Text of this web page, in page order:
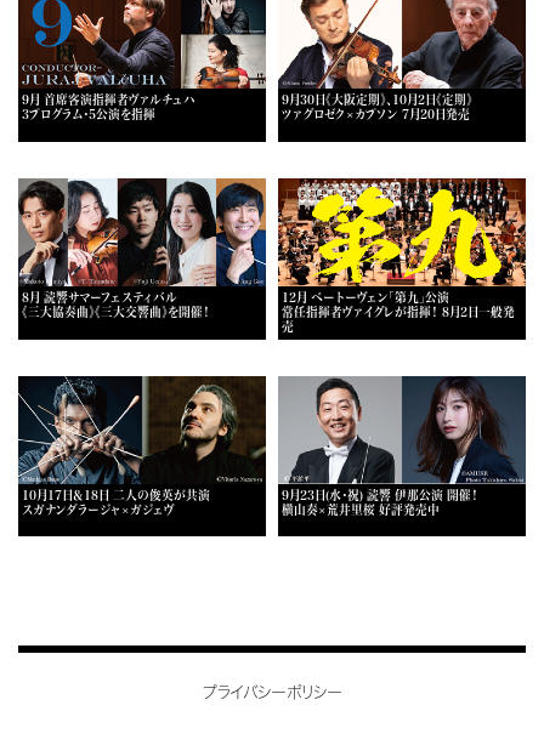
9月 首席客演指揮者ヴァルチュハ
3プログラム・5公演を指揮
9月30日《大阪定期》、10月2日《定期》
ツァグロゼク×カプソン 7月20日発売
8月 読響サマーフェスティバル
《三大協奏曲》《三大交響曲》を開催！
12月 ベートーヴェン「第九」公演
常任指揮者ヴァイグレが指揮！ 8月2日一般発
売
10月17日＆18日 二人の俊英が共演
スガナンダラージャ×ガジェヴ
9月23日(水・祝) 読響 伊那公演 開催！
横山奏×荒井里桜 好評発売中
プライバシーポリシー